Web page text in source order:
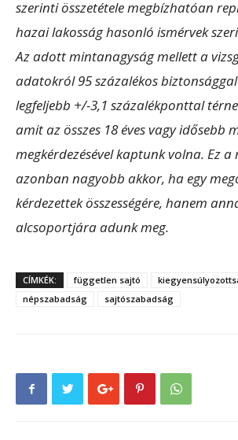
szerinti összetétele megbízhatóan
hazai lakosság hasonló ismérvek
Az adott mintanagyság mellett a
adatokról 95 százalékos
legfeljebb +/-3,1 százalékponttal
amit az összes 18 éves vagy idősebb
megkérdezésével kaptunk volna. Ez
azonban nagyobb akkor, ha egy
kérdezettek összességére, hanem
alcsoportjára adunk meg.
CÍMKÉK: független sajtó
népszabadság
sajtószabadság